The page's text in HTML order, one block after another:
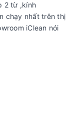
2 từ ,kính
chạy nhất trên thị
iClean nói